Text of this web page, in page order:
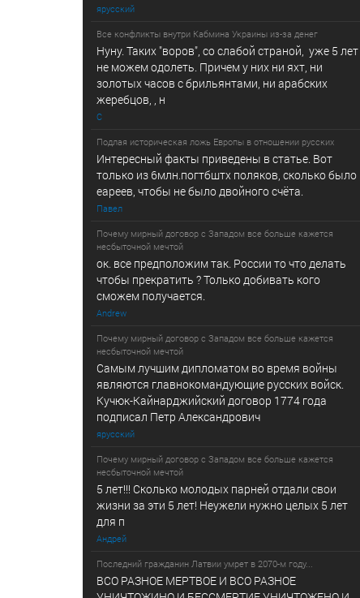
ярусский
Все конфликты внутри Кабмина Украины из-за денег
Нуну. Таких "воров", со слабой страной, уже 5 лет
не можем одолеть. Причем у них ни яхт, ни
золотых часов с брильянтами, ни арабских
жеребцов, , н
С
Подлая историческая ложь Европы в отношении русских
Интересный факты приведены в статье. Вот
только из 6млн.погтбштх поляков, сколько было
еареев, чтобы не было двойного счёта.
Павел
Почему мирный договор с Западом все больше кажется
несбыточной мечтой
ок. все предположим так. России то что делать
чтобы прекратить ? Только добивать кого
сможем получается.
Andrew
Почему мирный договор с Западом все больше кажется
несбыточной мечтой
Самым лучшим дипломатом во время войны
являются главнокомандующие русских войск.
Кучюк-Кайнарджийский договор 1774 года
подписал Петр Александрович
ярусский
Почему мирный договор с Западом все больше кажется
несбыточной мечтой
5 лет!!! Сколько молодых парней отдали свои
жизни за эти 5 лет! Неужели нужно целых 5 лет
для п
Андрей
Последний гражданин Латвии умрет в 2070-м году...
ВСО РАЗНОЕ МЕРТВОЕ И ВСО РАЗНОЕ